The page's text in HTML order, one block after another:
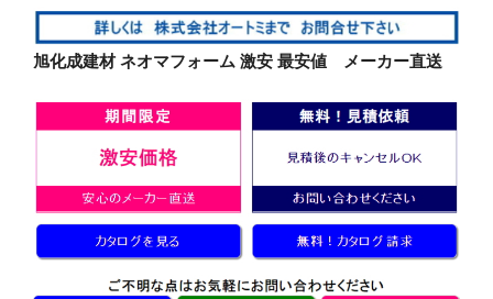
旭化成建材 ネオマフォーム 激安 最安値 メーカー直送